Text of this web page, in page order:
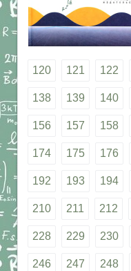
120 121 122
138 139 140
156 157 158
174 175 176
192 193 194
210 211 212
228 229 230
246 247 248